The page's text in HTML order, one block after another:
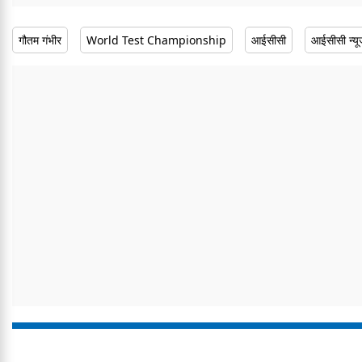
गौतम गंभीर World Test Championship आईसीसी आईसीसी